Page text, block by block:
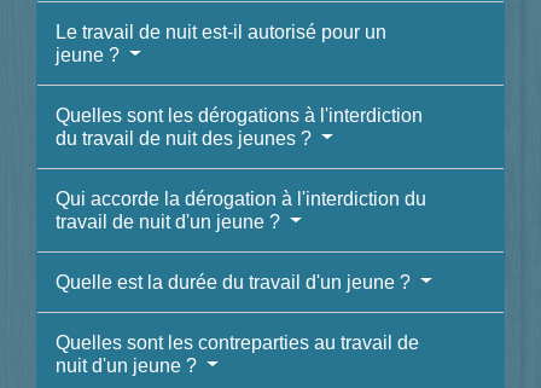
Le travail de nuit est-il autorisé pour un
jeune ?
Quelles sont les dérogations à l'interdiction
du travail de nuit des jeunes ?
Qui accorde la dérogation à l'interdiction du
travail de nuit d'un jeune ?
Quelle est la durée du travail d'un jeune ?
Quelles sont les contreparties au travail de
nuit d'un jeune ?